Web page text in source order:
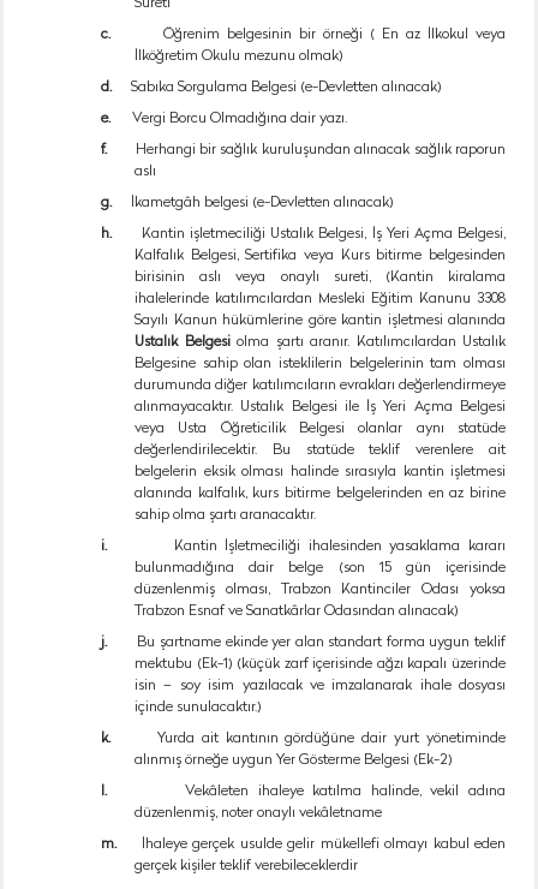
Sureti
c.
Öğrenim belgesinin bir örneği ( En az İlkokul veya
İlköğretim Okulu mezunu olmak)
d. Sabıka Sorgulama Belgesi (e-Devletten alınacak)
e. Vergi Borcu Olmadığına dair yazı.
f.
Herhangi bir sağlık kuruluşundan alınacak sağlık raporun
aslı
g. İkametgâh belgesi (e-Devletten alınacak)
h.
Kantin işletmeciliği Ustalık Belgesi, İş Yeri Açma Belgesi,
Kalfalık Belgesi, Sertifika veya Kurs bitirme belgesinden
birisinin aslı veya onaylı sureti, (Kantin kiralama
ihalelerinde katılımcılardan Mesleki Eğitim Kanunu 3308
Sayılı Kanun hükümlerine göre kantin işletmesi alanında
Ustalık Belgesiolma şartı aranır. Katılımcılardan Ustalık
Belgesine sahip olan isteklilerin belgelerinin tam olması
durumunda diğer katılımcıların evrakları değerlendirmeye
alınmayacaktır. Ustalık Belgesi ile İş Yeri Açma Belgesi
veya Usta Öğreticilik Belgesi olanlar aynı statüde
değerlendirilecektir. Bu statüde teklif verenlere ait
belgelerin eksik olması halinde sırasıyla kantin işletmesi
alanında kalfalık, kurs bitirme belgelerinden en az birine
sahip olma şartı aranacaktır.
i.
Kantin İşletmeciliği ihalesinden yasaklama kararı
bulunmadığına dair belge (son 15 gün içerisinde
düzenlenmiş olması, Trabzon Kantinciler Odası yoksa
Trabzon Esnaf ve Sanatkârlar Odasından alınacak)
j.
Bu şartname ekinde yer alan standart forma uygun teklif
mektubu (Ek-1) (küçük zarf içerisinde ağzı kapalı üzerinde
isin – soy isim yazılacak ve imzalanarak ihale dosyası
içinde sunulacaktır.)
k.
Yurda ait kantının gördüğüne dair yurt yönetiminde
alınmış örneğe uygun Yer Gösterme Belgesi (Ek-2)
l.
Vekâleten ihaleye katılma halinde, vekil adına
düzenlenmiş, noter onaylı vekâletname
m.
İhaleye gerçek usulde gelir mükellefi olmayı kabul eden
gerçek kişiler teklif verebileceklerdir